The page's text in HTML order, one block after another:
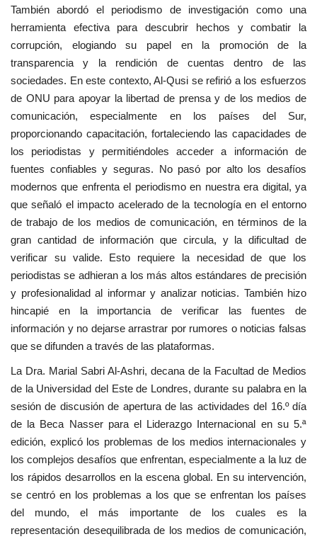
También abordó el periodismo de investigación como una
herramienta efectiva para descubrir hechos y combatir la
corrupción, elogiando su papel en la promoción de la
transparencia y la rendición de cuentas dentro de las
sociedades. En este contexto, Al-Qusi se refirió a los esfuerzos
de ONU para apoyar la libertad de prensa y de los medios de
comunicación, especialmente en los países del Sur,
proporcionando capacitación, fortaleciendo las capacidades de
los periodistas y permitiéndoles acceder a información de
fuentes confiables y seguras. No pasó por alto los desafíos
modernos que enfrenta el periodismo en nuestra era digital, ya
que señaló el impacto acelerado de la tecnología en el entorno
de trabajo de los medios de comunicación, en términos de la
gran cantidad de información que circula, y la dificultad de
verificar su valide. Esto requiere la necesidad de que los
periodistas se adhieran a los más altos estándares de precisión
y profesionalidad al informar y analizar noticias. También hizo
hincapié en la importancia de verificar las fuentes de
información y no dejarse arrastrar por rumores o noticias falsas
que se difunden a través de las plataformas.
La Dra. Marial Sabri Al-Ashri, decana de la Facultad de Medios
de la Universidad del Este de Londres, durante su palabra en la
sesión de discusión de apertura de las actividades del 16.º día
de la Beca Nasser para el Liderazgo Internacional en su 5.ª
edición, explicó los problemas de los medios internacionales y
los complejos desafíos que enfrentan, especialmente a la luz de
los rápidos desarrollos en la escena global. En su intervención,
se centró en los problemas a los que se enfrentan los países
del mundo, el más importante de los cuales es la
representación desequilibrada de los medios de comunicación,